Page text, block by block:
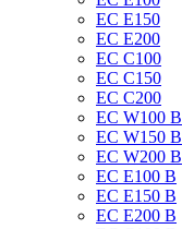
ЕС E150
ЕС E200
ЕС C100
EC C150
ЕС C200
ЕС W100 B
ЕС W150 B
ЕС W200 B
ЕС E100 B
ЕС E150 B
ЕС E200 B